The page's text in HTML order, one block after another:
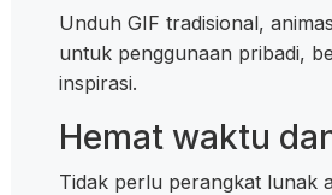
Unduh GIF tradisional,
untuk penggunaan pribadi,
inspirasi.
Hemat waktu
Tidak perlu perangkat lunak